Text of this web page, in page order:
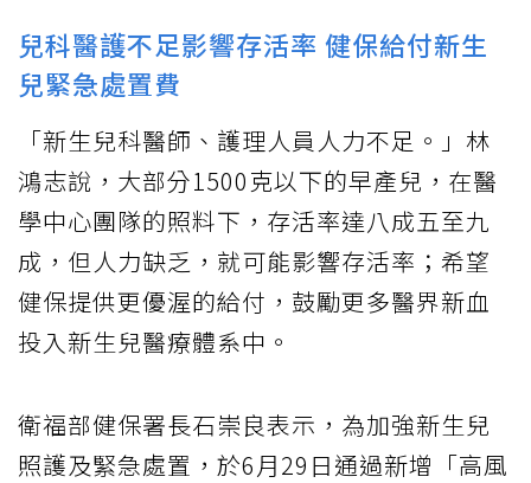
兒科醫護不足影響存活率 健保給付新生
兒緊急處置費
「新生兒科醫師、護理人員人力不足。」林
鴻志說，大部分1500克以下的早產兒，在醫
學中心團隊的照料下，存活率達八成五至九
成，但人力缺乏，就可能影響存活率；希望
健保提供更優渥的給付，鼓勵更多醫界新血
投入新生兒醫療體系中。
衛福部健保署長石崇良表示，為加強新生兒
照護及緊急處置，於6月29日通過新增「高風